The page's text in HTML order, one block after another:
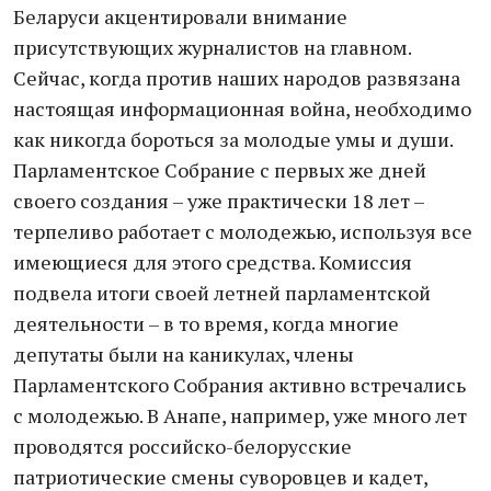
Беларуси акцентировали внимание
присутствующих журналистов на главном.
Сейчас, когда против наших народов развязана
настоящая информационная война, необходимо
как никогда бороться за молодые умы и души.
Парламентское Собрание с первых же дней
своего создания – уже практически 18 лет –
терпеливо работает с молодежью, используя все
имеющиеся для этого средства. Комиссия
подвела итоги своей летней парламентской
деятельности – в то время, когда многие
депутаты были на каникулах, члены
Парламентского Собрания активно встречались
с молодежью. В Анапе, например, уже много лет
проводятся российско-белорусские
патриотические смены суворовцев и кадет,